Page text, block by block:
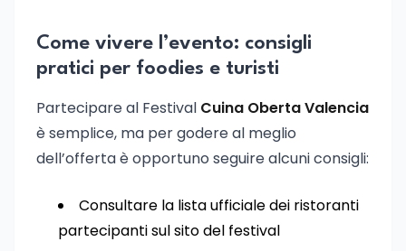
Come vivere l’evento: consigli
pratici per foodies e turisti
Partecipare al Festival Cuina Oberta Valencia
è semplice, ma per godere al meglio
dell’offerta è opportuno seguire alcuni consigli:
Consultare la lista ufficiale dei ristoranti
partecipanti sul sito del festival